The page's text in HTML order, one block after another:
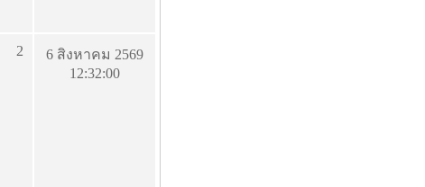
2
6 สิงหาคม 2569
12:32:00